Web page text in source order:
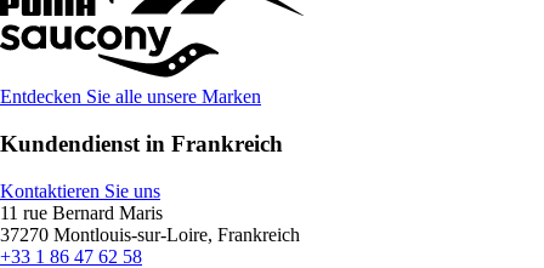
Entdecken Sie alle unsere Marken
Kundendienst in Frankreich
Kontaktieren Sie uns
11 rue Bernard Maris
37270 Montlouis-sur-Loire, Frankreich
+33 1 86 47 62 58